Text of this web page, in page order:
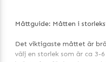
Måttguide: Måtten i
Det viktigaste måttet är
välj en storlek som är ca 3-